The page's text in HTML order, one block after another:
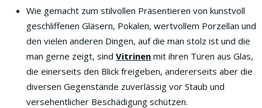
Wie gemacht zum stilvollen Präsentieren von kunstvoll
geschliffenen Gläsern, Pokalen, wertvollem Porzellan und
den vielen anderen Dingen, auf die man stolz ist und die
man gerne zeigt, sind Vitrinen mit ihren Türen aus Glas,
die einerseits den Blick freigeben, andererseits aber die
diversen Gegenstände zuverlässig vor Staub und
versehentlicher Beschädigung schützen.